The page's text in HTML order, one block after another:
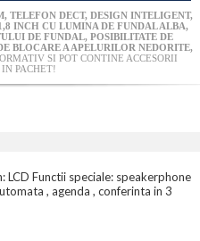
TELEFON DECT, DESIGN INTELIGENT,
INCH CU LUMINA DE FUNDAL ALBA,
DE FUNDAL, POSIBILITATE DE
BLOCARE A APELURILOR NEDORITE,
SI POT CONTINE ACCESORII
PACHET!
LCD Functii speciale: speakerphone
, agenda , conferinta in 3